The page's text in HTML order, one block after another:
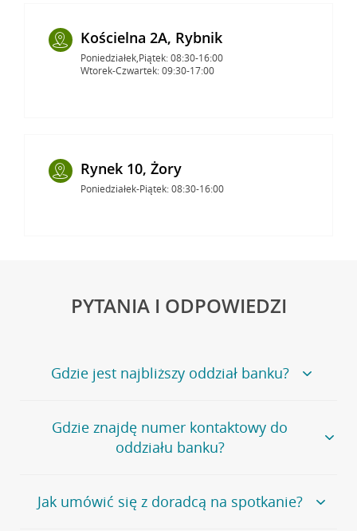
Kościelna 2A, Rybnik
Poniedziałek,Piątek: 08:30-16:00
Wtorek-Czwartek: 09:30-17:00
Rynek 10, Żory
Poniedziałek-Piątek: 08:30-16:00
PYTANIA I ODPOWIEDZI
Gdzie jest najbliższy oddział banku?
Jeśli szukasz oddziału naszego banku, zapraszamy na
stronęPlacówki i bankomaty, na której znajduje się
wygodna wyszukiwarka.
oddziałów
Gdzie znajdę numer kontaktowy do
oddziału banku?
Bank Credit Agricole nie udostępnia ogólnego numeru
telefonu do placówki bankowej.
Jak umówić się z doradcą na spotkanie?